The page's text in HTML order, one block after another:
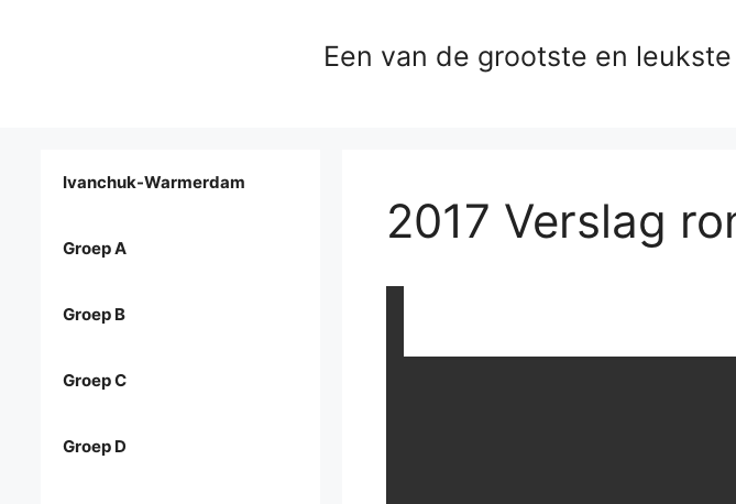
Een van de grootste en
2017 Verslag
Ivanchuk-Warmerdam
Groep A
Groep B
Groep C
Groep D